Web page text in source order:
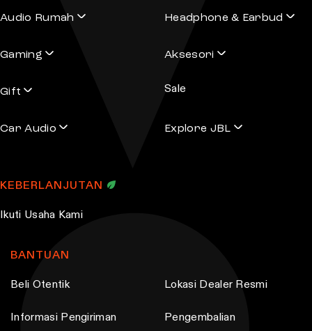
d
e
s
Audio Rumah Headphone & Earbud
Gaming Aksesori
Gift Sale
Car Audio Explore JBL
KEBERLANJUTAN
Ikuti Usaha Kami
BANTUAN
Beli Otentik Lokasi Dealer Resmi
Informasi Pengiriman Pengembalian